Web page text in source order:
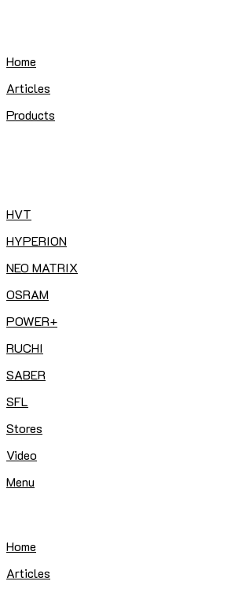
Home
Articles
Products
HVT
HYPERION
NEO MATRIX
OSRAM
POWER+
RUCHI
SABER
SFL
Stores
Video
Menu
Home
Articles